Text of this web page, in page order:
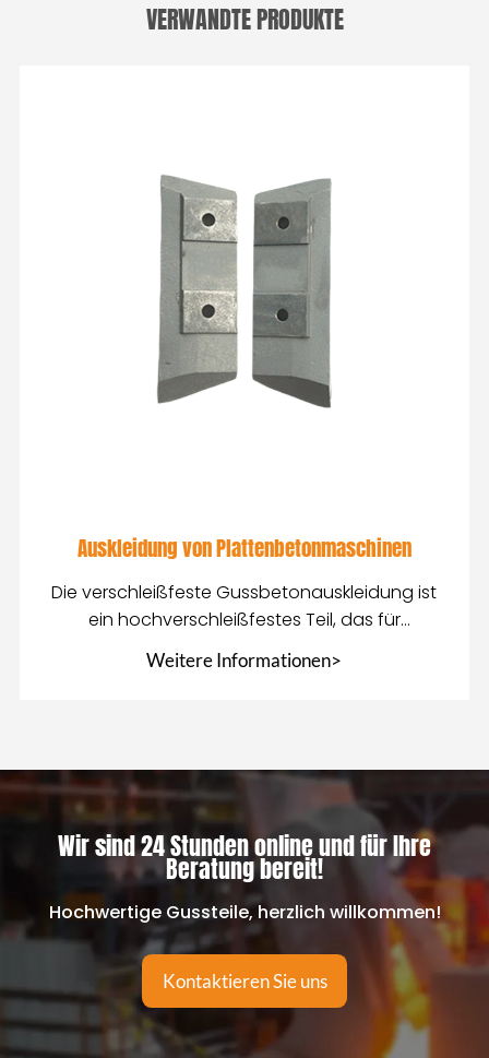
VERWANDTE PRODUKTE
Auskleidung von Plattenbetonmaschinen
Die verschleißfeste Gussbetonauskleidung ist
ein hochverschleißfestes Teil, das für
Betonmischgeräte entwickelt wurde
Weitere Informationen>
Wir sind 24 Stunden online und für Ihre
Beratung bereit!
Hochwertige Gussteile, herzlich willkommen!
Kontaktieren Sie uns